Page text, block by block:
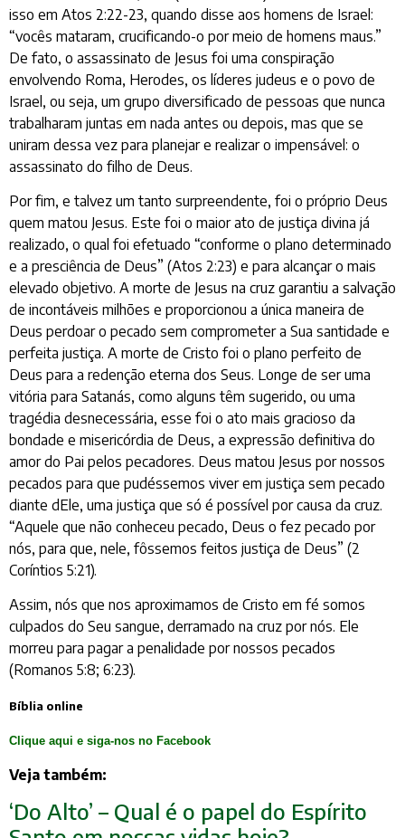
isso em Atos 2:22-23, quando disse aos homens de Israel:
“vocês mataram, crucificando-o por meio de homens maus.”
De fato, o assassinato de Jesus foi uma conspiração
envolvendo Roma, Herodes, os líderes judeus e o povo de
Israel, ou seja, um grupo diversificado de pessoas que nunca
trabalharam juntas em nada antes ou depois, mas que se
uniram dessa vez para planejar e realizar o impensável: o
assassinato do filho de Deus.
Por fim, e talvez um tanto surpreendente, foi o próprio Deus
quem matou Jesus. Este foi o maior ato de justiça divina já
realizado, o qual foi efetuado “conforme o plano determinado
e a presciência de Deus” (Atos 2:23) e para alcançar o mais
elevado objetivo. A morte de Jesus na cruz garantiu a salvação
de incontáveis milhões e proporcionou a única maneira de
Deus perdoar o pecado sem comprometer a Sua santidade e
perfeita justiça. A morte de Cristo foi o plano perfeito de
Deus para a redenção eterna dos Seus. Longe de ser uma
vitória para Satanás, como alguns têm sugerido, ou uma
tragédia desnecessária, esse foi o ato mais gracioso da
bondade e misericórdia de Deus, a expressão definitiva do
amor do Pai pelos pecadores. Deus matou Jesus por nossos
pecados para que pudéssemos viver em justiça sem pecado
diante dEle, uma justiça que só é possível por causa da cruz.
“Aquele que não conheceu pecado, Deus o fez pecado por
nós, para que, nele, fôssemos feitos justiça de Deus” (2
Coríntios 5:21).
Assim, nós que nos aproximamos de Cristo em fé somos
culpados do Seu sangue, derramado na cruz por nós. Ele
morreu para pagar a penalidade por nossos pecados
(Romanos 5:8; 6:23).
Bíblia online
Clique aqui e siga-nos no Facebook
Veja também:
‘Do Alto’ – Qual é o papel do Espírito